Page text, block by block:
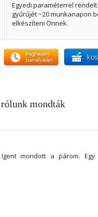
Egyedi paraméterrel
gyűrűjét ~20 munkanapon
elkészíteni Önnek.
mondták
mondott a párom. Egy